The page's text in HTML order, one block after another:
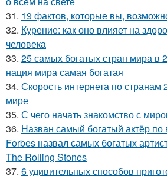
31. 19 фактов, которые вы,
32. Курение: как оно влияет на
человека
33. 25 самых богатых стран мира в
нация мира самая богатая
34. Скорость интернета по странам
мире
35. С чего начать знакомство с
36. Назван самый богатый актёр по
Forbes назвал самых богатых
The Rolling Stones
37. 6 удивительных способов